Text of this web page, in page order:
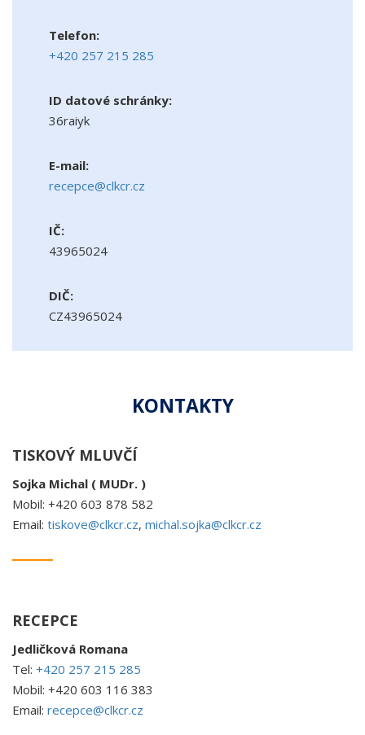
Telefon:
+420 257 215 285
ID datové schránky:
36raiyk
E-mail:
recepce@clkcr.cz
IČ:
43965024
DIČ:
CZ43965024
KONTAKTY
TISKOVÝ MLUVČÍ
Sojka Michal ( MUDr. )
Mobil: +420 603 878 582
Email: tiskove@clkcr.cz, michal.sojka@clkcr.cz
RECEPCE
Jedličková Romana
Tel: +420 257 215 285
Mobil: +420 603 116 383
Email: recepce@clkcr.cz